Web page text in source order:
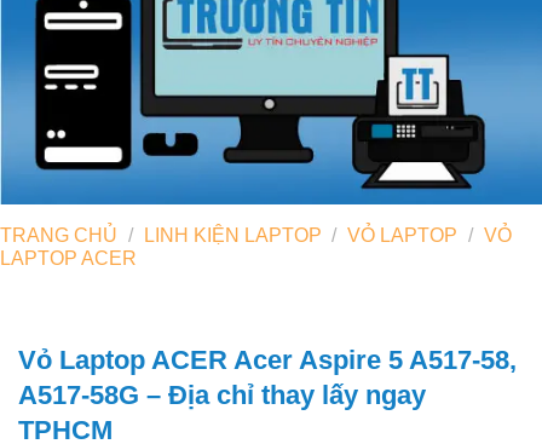
TRANG CHỦ / LINH KIỆN LAPTOP / VỎ LAPTOP / VỎ
LAPTOP ACER
Vỏ Laptop ACER Acer Aspire 5 A517-58,
A517-58G – Địa chỉ thay lấy ngay
TPHCM